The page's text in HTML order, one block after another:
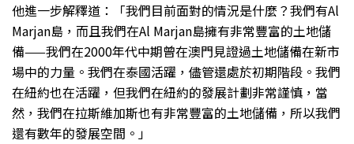
他進一步解釋道：「我們目前面對的情況是什麼？我們有Al
Marjan島，而且我們在Al Marjan島擁有非常豐富的土地儲
備——我們在2000年代中期曾在澳門見證過土地儲備在新市
場中的力量。我們在泰國活躍，儘管還處於初期階段。我們
在紐約也在活躍，但我們在紐約的發展計劃非常謹慎，當
然，我們在拉斯維加斯也有非常豐富的土地儲備，所以我們
還有數年的發展空間。」